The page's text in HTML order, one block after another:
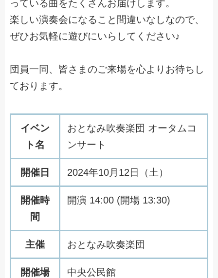
っている曲をたくさんお届けします。
楽しい演奏会になること間違いなしなので、
ぜひお気軽に遊びにいらしてください♪
団員一同、皆さまのご来場を心よりお待ちし
ております。
イベン
ト名
おとなみ吹奏楽団 オータムコ
ンサート
開催日 2024年10月12日（土）
開催時
間
開演 14:00 (開場 13:30)
主催 おとなみ吹奏楽団
開催場
中央公民館